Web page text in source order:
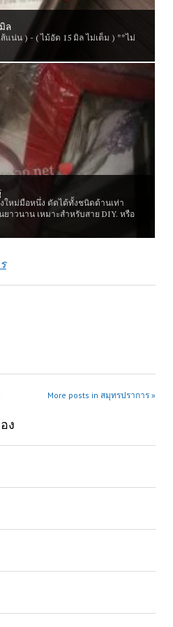
ล
ส้แน่น ) - ( ไม้อัด 15 มิล ไม่เต็ม ) **ไม่
งใหม่มือหนึ่ง ตัดได้ทั้งชนิดด้านเท่า
ยาวนาน เหมาะสำหรับสาย DIY. หรือ
More posts in สมุทรปราการ »
ง